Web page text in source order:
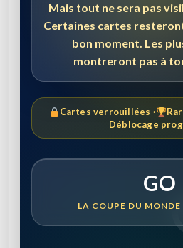
Mais tout ne sera pas
Certaines cartes resteront
bon moment. Les
montreront pas à
Cartes verrouillées ·
Déblocage
GO
LA COUPE DU MONDE